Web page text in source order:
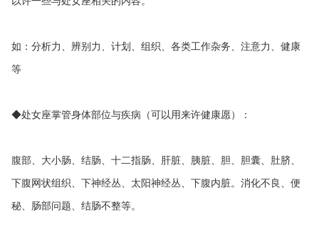
如：分析力、辨别力、计划、组织、各类工作杂务、注意力、健康
等
◆处女座掌管身体部位与疾病（可以用来许健康愿）：
腹部、大小肠、结肠、十二指肠、肝脏、胰脏、胆、胆囊、肚脐、
下腹网状组织、下神经丛、太阳神经丛、下腹内脏。消化不良、便
秘、肠部问题、结肠不整等。